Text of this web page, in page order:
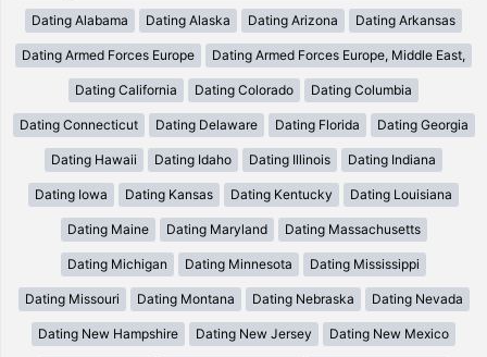
Dating Alabama Dating Alaska Dating Arizona Dating Arkansas
Dating Armed Forces Europe Dating Armed Forces Europe, Middle East,
Dating California Dating Colorado Dating Columbia
Dating Connecticut Dating Delaware Dating Florida Dating Georgia
Dating Hawaii Dating Idaho Dating Illinois Dating Indiana
Dating Iowa Dating Kansas Dating Kentucky Dating Louisiana
Dating Maine Dating Maryland Dating Massachusetts
Dating Michigan Dating Minnesota Dating Mississippi
Dating Missouri Dating Montana Dating Nebraska Dating Nevada
Dating New Hampshire Dating New Jersey Dating New Mexico